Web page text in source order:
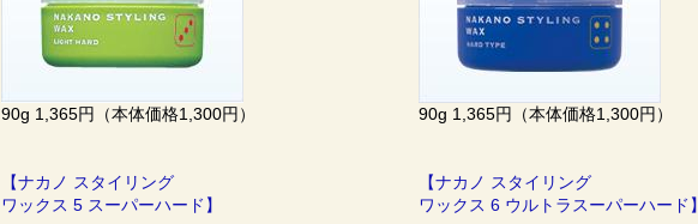
90g 1,365円（本体価格1,300円） 90g 1,365円（本体価格1,300円）
【ナカノ スタイリング
ワックス 5 スーパーハード】
【ナカノ スタイリング
ワックス 6 ウルトラスーパーハード】